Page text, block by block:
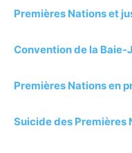
Premières Nations et
Convention de la Baie-
Premières Nations en
Suicide des Premières